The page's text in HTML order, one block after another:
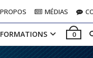
FORMATIONS 0
MÉDIAS